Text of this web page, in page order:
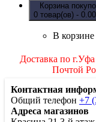
Корзина
0 товар(ов) -
В корзине
Доставка по
Почтой
Контактная
Общий телефон +7
Адреса магазинов